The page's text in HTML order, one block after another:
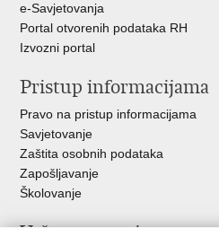
e-Savjetovanja
Portal otvorenih podataka RH
Izvozni portal
Pristup informacijama
Pravo na pristup informacijama
Savjetovanje
Zaštita osobnih podataka
Zapošljavanje
Školovanje